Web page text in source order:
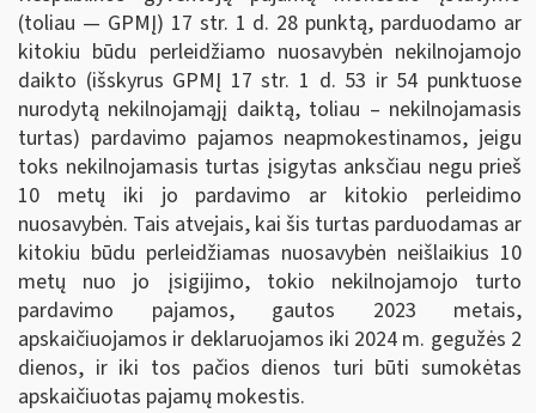
(toliau — GPMĮ) 17 str. 1 d. 28 punktą, parduodamo ar
kitokiu būdu perleidžiamo nuosavybėn nekilnojamojo
daikto (išskyrus GPMĮ 17 str. 1 d. 53 ir 54 punktuose
nurodytą nekilnojamąjį daiktą, toliau ‒ nekilnojamasis
turtas) pardavimo pajamos neapmokestinamos, jeigu
toks nekilnojamasis turtas įsigytas anksčiau negu prieš
10 metų iki jo pardavimo ar kitokio perleidimo
nuosavybėn. Tais atvejais, kai šis turtas parduodamas ar
kitokiu būdu perleidžiamas nuosavybėn neišlaikius 10
metų nuo jo įsigijimo, tokio nekilnojamojo turto
pardavimo pajamos, gautos 2023 metais,
apskaičiuojamos ir deklaruojamos iki 2024 m. gegužės 2
dienos, ir iki tos pačios dienos turi būti sumokėtas
apskaičiuotas pajamų mokestis.